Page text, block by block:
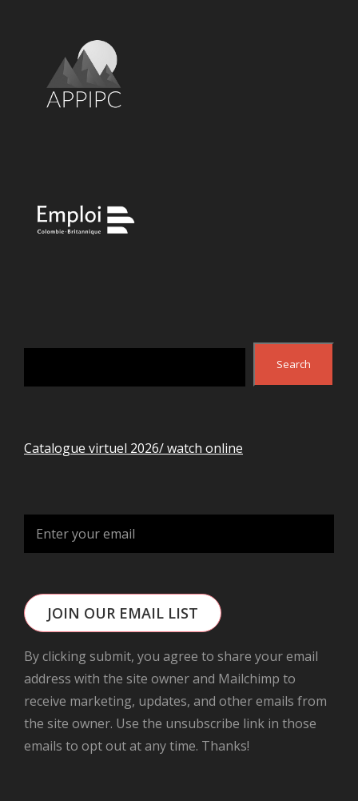
Search
Search
Catalogue virtuel 2026/ watch online
JOIN OUR EMAIL LIST
By clicking submit, you agree to share your email
address with the site owner and Mailchimp to
receive marketing, updates, and other emails from
the site owner. Use the unsubscribe link in those
emails to opt out at any time. Thanks!